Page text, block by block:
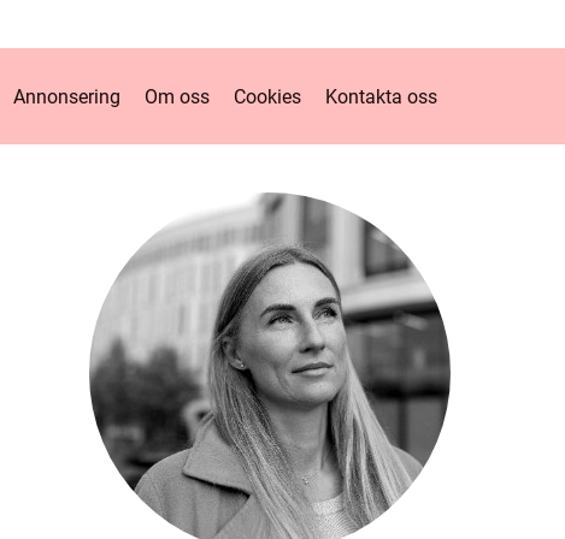
Annonsering Om oss Cookies Kontakta oss